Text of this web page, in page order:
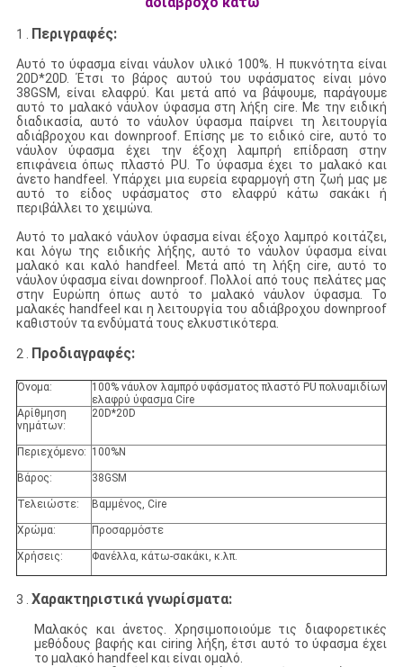
1 . Περιγραφές:
Αυτό το ύφασμα είναι νάυλον υλικό 100%. Η πυκνότητα είναι
20D*20D. Έτσι το βάρος αυτού του υφάσματος είναι μόνο
38GSM, είναι ελαφρύ. Και μετά από να βάψουμε, παράγουμε
αυτό το μαλακό νάυλον ύφασμα στη λήξη cire. Με την ειδική
διαδικασία, αυτό το νάυλον ύφασμα παίρνει τη λειτουργία
αδιάβροχου και downproof. Επίσης με το ειδικό cire, αυτό το
νάυλον ύφασμα έχει την έξοχη λαμπρή επίδραση στην
επιφάνεια όπως πλαστό PU. Το ύφασμα έχει το μαλακό και
άνετο handfeel. Υπάρχει μια ευρεία εφαρμογή στη ζωή μας με
αυτό το είδος υφάσματος στο ελαφρύ κάτω σακάκι ή
περιβάλλει το χειμώνα.
Αυτό το μαλακό νάυλον ύφασμα είναι έξοχο λαμπρό κοιτάζει,
και λόγω της ειδικής λήξης, αυτό το νάυλον ύφασμα είναι
μαλακό και καλό handfeel. Μετά από τη λήξη cire, αυτό το
νάυλον ύφασμα είναι downproof. Πολλοί από τους πελάτες μας
στην Ευρώπη όπως αυτό το μαλακό νάυλον ύφασμα. Το
μαλακές handfeel και η λειτουργία του αδιάβροχου downproof
καθιστούν τα ενδύματά τους ελκυστικότερα.
2 . Προδιαγραφές:
Όνομα:
100% νάυλον λαμπρό υφάσματος πλαστό PU πολυαμιδίων
ελαφρύ ύφασμα Cire
Αρίθμηση
νημάτων:
20D*20D
Περιεχόμενο: 100%N
Βάρος: 38GSM
Τελειώστε: Βαμμένος, Cire
Χρώμα: Προσαρμόστε
Χρήσεις: Φανέλλα, κάτω-σακάκι, κ.λπ.
3 . Χαρακτηριστικά γνωρίσματα:
Μαλακός και άνετος. Χρησιμοποιούμε τις διαφορετικές
μεθόδους βαφής και ciring λήξη, έτσι αυτό το ύφασμα έχει
το μαλακό handfeel και είναι ομαλό.